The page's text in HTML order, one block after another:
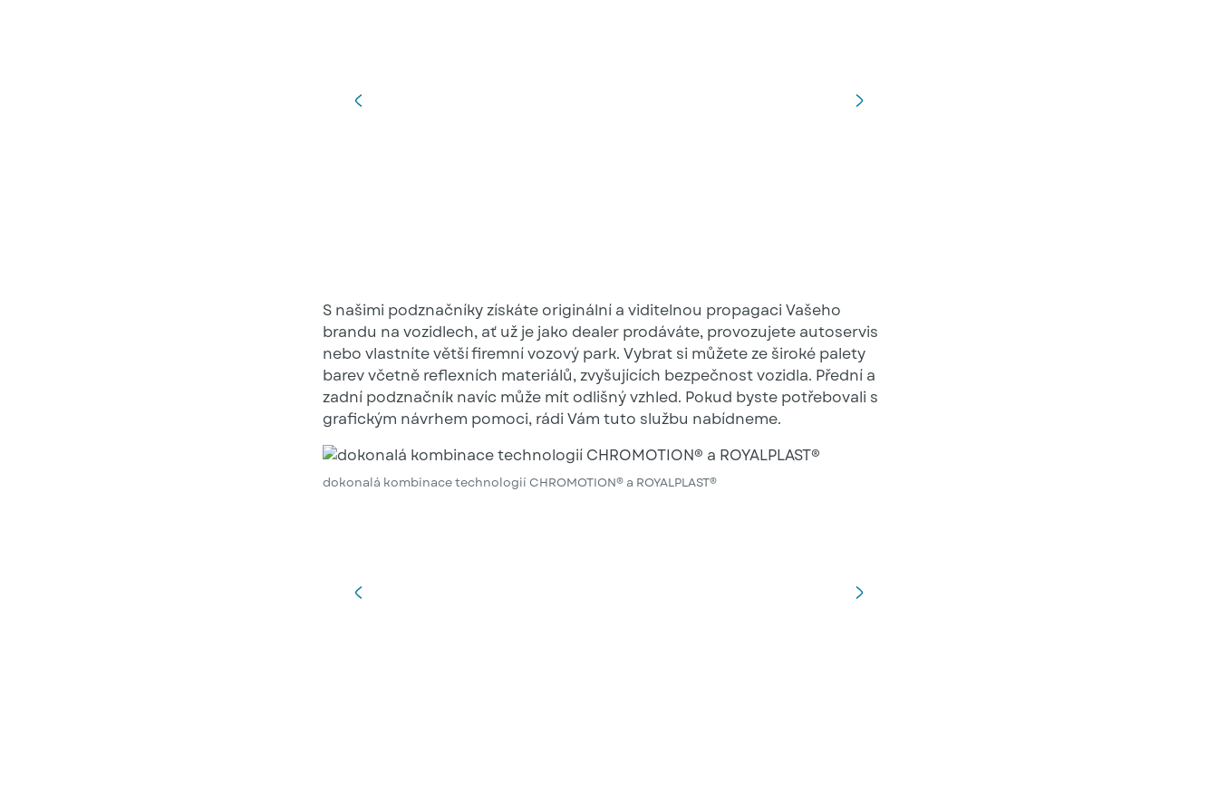
S našimi podznačníky získáte originální a viditelnou propagaci Vašeho
brandu na vozidlech, ať už je jako dealer prodáváte, provozujete autoservis
nebo vlastníte větší firemní vozový park. Vybrat si můžete ze široké palety
barev včetně reflexních materiálů, zvyšujících bezpečnost vozidla. Přední a
zadní podznačník navíc může mít odlišný vzhled. Pokud byste potřebovali s
grafickým návrhem pomoci, rádi Vám tuto službu nabídneme.
dokonalá kombinace technologií CHROMOTION® a ROYALPLAST®